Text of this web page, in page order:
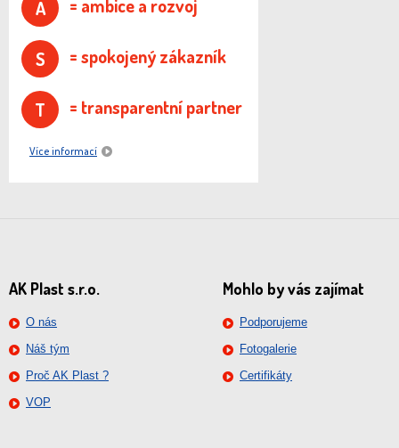
A = ambice a rozvoj
S = spokojený zákazník
T = transparentní partner
Více informací
AK Plast s.r.o.
O nás
Náš tým
Proč AK Plast ?
VOP
Mohlo by vás zajímat
Podporujeme
Fotogalerie
Certifikáty